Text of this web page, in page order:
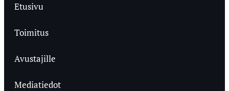
Etusivu
Toimitus
Avustajille
Mediatiedot